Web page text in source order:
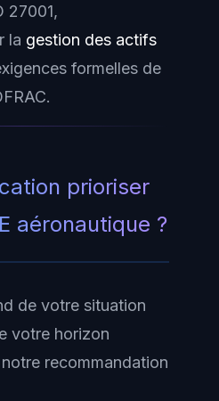
27001,
la gestion des actifs
formelles de
prioriser
aéronautique ?
de votre situation
votre horizon
recommandation